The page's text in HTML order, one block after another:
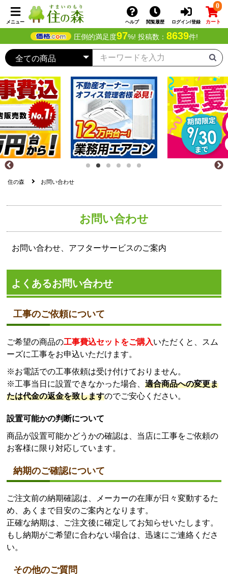
メニュー ヘルプ 閲覧履歴 ログイン/登録
0
カート
圧倒的満足度97%! 投稿数： 8639件!
住の森 お問い合わせ
お問い合わせ
お問い合わせ、アフターサービスのご案内
よくあるお問い合わせ
工事のご依頼について
ご希望の商品の工事費込セットをご購入いただくと、スム
ーズに工事をお申込いただけます。
※お電話での工事依頼は受け付けておりません。
※工事当日に設置できなかった場合、適合商品への変更ま
たは代金の返金を致しますのでご安心ください。
設置可能かの判断について
商品が設置可能かどうかの確認は、当店に工事をご依頼の
お客様に限り対応しています。
納期のご確認について
ご注文前の納期確認は、メーカーの在庫が日々変動するた
め、あくまで目安のご案内となります。
正確な納期は、ご注文後に確定してお知らせいたします。
もし納期がご希望に合わない場合は、迅速にご連絡くださ
い。
その他のご質問